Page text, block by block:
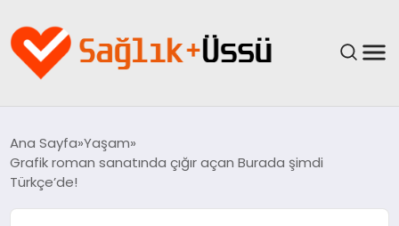
YAŞAM
Ana Sayfa Yaşam
Grafik roman sanatında çığır açan Burada şimdi
Türkçe’de!